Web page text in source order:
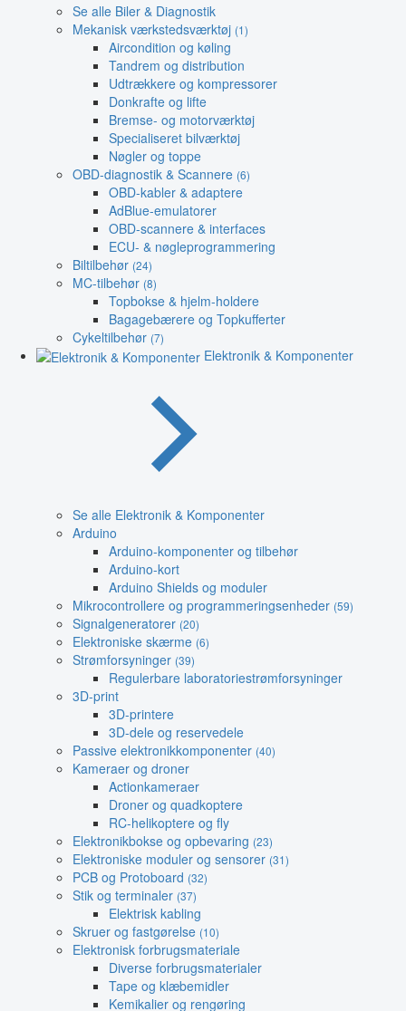
Se alle Biler & Diagnostik
Mekanisk værkstedsværktøj (1)
Aircondition og køling
Tandrem og distribution
Udtrækkere og kompressorer
Donkrafte og lifte
Bremse- og motorværktøj
Specialiseret bilværktøj
Nøgler og toppe
OBD-diagnostik & Scannere (6)
OBD-kabler & adaptere
AdBlue-emulatorer
OBD-scannere & interfaces
ECU- & nøgleprogrammering
Biltilbehør (24)
MC-tilbehør (8)
Topbokse & hjelm-holdere
Bagagebærere og Topkufferter
Cykeltilbehør (7)
Elektronik & Komponenter
Se alle Elektronik & Komponenter
Arduino
Arduino-komponenter og tilbehør
Arduino-kort
Arduino Shields og moduler
Mikrocontrollere og programmeringsenheder (59)
Signalgeneratorer (20)
Elektroniske skærme (6)
Strømforsyninger (39)
Regulerbare laboratoriestrømforsyninger
3D-print
3D-printere
3D-dele og reservedele
Passive elektronikkomponenter (40)
Kameraer og droner
Actionkameraer
Droner og quadkoptere
RC-helikoptere og fly
Elektronikbokse og opbevaring (23)
Elektroniske moduler og sensorer (31)
PCB og Protoboard (32)
Stik og terminaler (37)
Elektrisk kabling
Skruer og fastgørelse (10)
Elektronisk forbrugsmateriale
Diverse forbrugsmaterialer
Tape og klæbemidler
Kemikalier og rengøring